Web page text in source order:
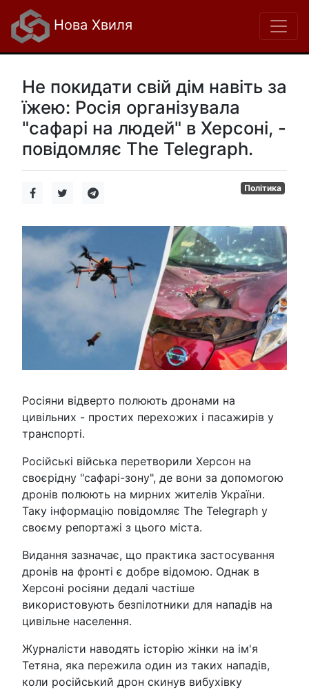
Нова Хвиля
Не покидати свій дім навіть за
їжею: Росія організувала
"сафарі на людей" в Херсоні, -
повідомляє The Telegraph.
Політика
Росіяни відверто полюють дронами на
цивільних - простих перехожих і пасажирів у
транспорті.
Російські війська перетворили Херсон на
своєрідну "сафарі-зону", де вони за допомогою
дронів полюють на мирних жителів України.
Таку інформацію повідомляє The Telegraph у
своєму репортажі з цього міста.
Видання зазначає, що практика застосування
дронів на фронті є добре відомою. Однак в
Херсоні росіяни дедалі частіше
використовують безпілотники для нападів на
цивільне населення.
Журналісти наводять історію жінки на ім'я
Тетяна, яка пережила один из таких нападів,
коли російський дрон скинув вибухівку